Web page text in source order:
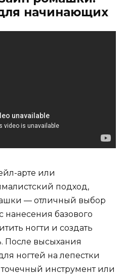
начинающих
арте или
подход,
— отличный выбор
нанесения базового
ногти и создать
После высыхания
ногтей на лепестки
инструмент или